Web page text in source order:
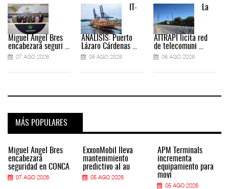
Miguel Ángel Bres
encabezará seguri ...
07 AGO 2026
IT-
ANÁLISIS: Puerto
Lázaro Cárdenas ...
06 AGO 2026
La
ATTRAPI licita red
de telecomuni ...
06 AGO 2026
MÁS POPULARES
Miguel Ángel Bres
encabezará
seguridad en CONCA
07 AGO 2026
ExxonMobil lleva
mantenimiento
predictivo al au
05 AGO 2026
APM Terminals
incrementa
equipamiento para
movi
05 AGO 2026